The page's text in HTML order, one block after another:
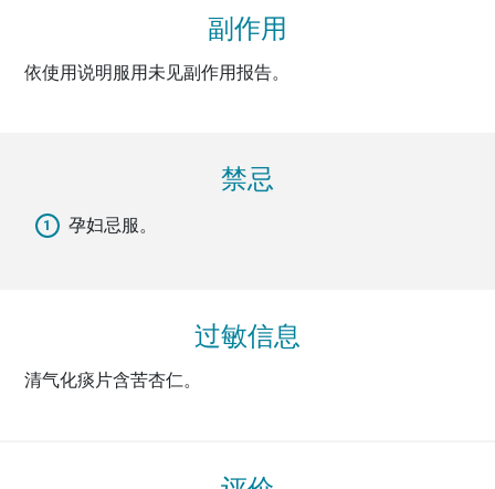
副作用
依使用说明服用未见副作用报告。
禁忌
孕妇忌服。
过敏信息
清气化痰片含苦杏仁。